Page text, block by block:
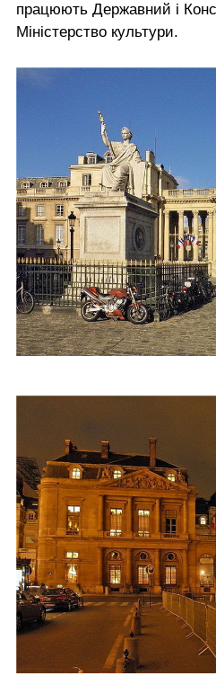
працюють Державний і
Міністерство культури.